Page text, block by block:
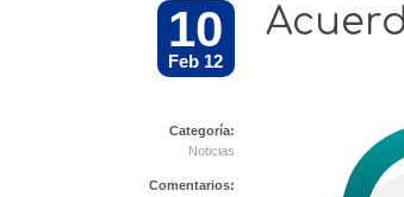
10
Feb 12
Categoría:
Noticias
Comentarios: